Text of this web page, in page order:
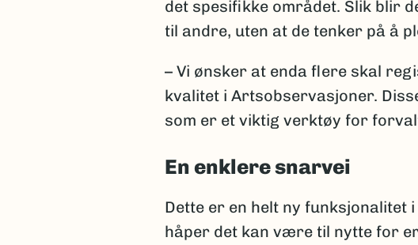
det spesifikke området. Slik blir
til andre, uten at de tenker på å
– Vi ønsker at enda flere skal
kvalitet i Artsobservasjoner.
som er et viktig verktøy for
En enklere snarvei
Dette er en helt ny
håper det kan være til nytte for